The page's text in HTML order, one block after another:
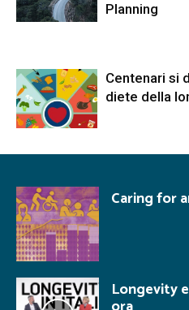
Planning
Centenari si
diete della
Caring for
Longevity